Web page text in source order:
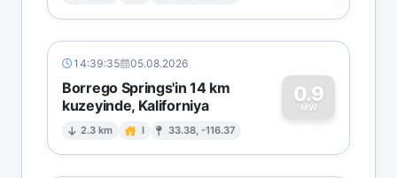
14:39:35 05.08.2026
Borrego Springs'in 14 km
kuzeyinde, Kaliforniya
2.3 km I 33.38, -116.37
0.9
MW
0